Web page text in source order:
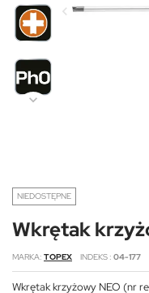
NIEDOSTĘPNE
Wkrętak
MARKA TOPEX INDEKS 04-177
Wkrętak krzyżowy NEO (nr